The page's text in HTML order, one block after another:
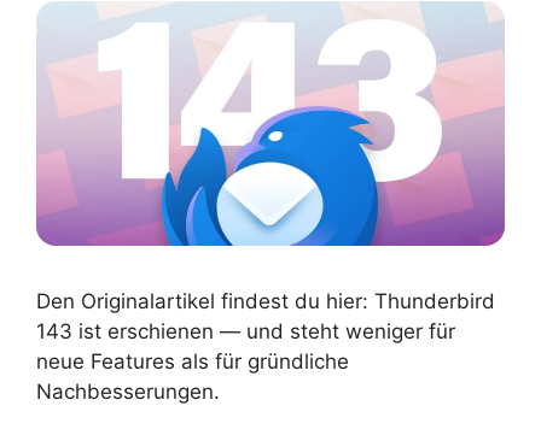
Den Originalartikel findest du hier: Thunderbird
143 ist erschienen — und steht weniger für
neue Features als für gründliche
Nachbesserungen.